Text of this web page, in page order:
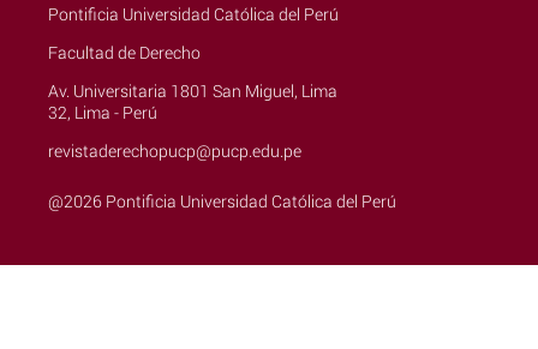
Pontificia Universidad Católica del Perú
Facultad de Derecho
Av. Universitaria 1801 San Miguel, Lima
32, Lima - Perú
revistaderechopucp@pucp.edu.pe
@2026 Pontificia Universidad Católica del Perú